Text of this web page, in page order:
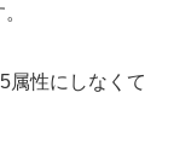
属性にしなくて